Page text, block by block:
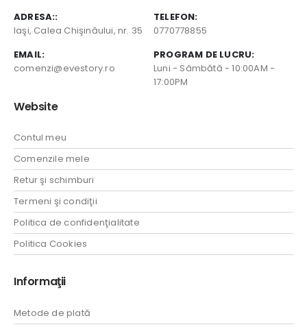
ADRESA::
Iaşi, Calea Chişinăului, nr. 35
TELEFON:
0770778855
EMAIL:
comenzi@evestory.ro
PROGRAM DE LUCRU:
Luni - Sâmbătă - 10:00AM -
17:00PM
Website
Contul meu
Comenzile mele
Retur şi schimburi
Termeni şi condiţii
Politica de confidenţialitate
Politica Cookies
Informaţii
Metode de plată